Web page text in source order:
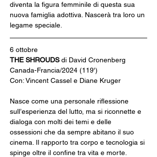
diventa la figura femminile di questa sua
nuova famiglia adottiva. Nascerà tra loro un
legame speciale.
6 ottobre
THE SHROUDS di David Cronenberg
Canada-Francia/2024 (119')
Con: Vincent Cassel e Diane Kruger
Nasce come una personale riflessione
sull’esperienza del lutto, ma si riconnette e
dialoga con molti dei temi e delle
ossessioni che da sempre abitano il suo
cinema. Il rapporto tra corpo e tecnologia si
spinge oltre il confine tra vita e morte.